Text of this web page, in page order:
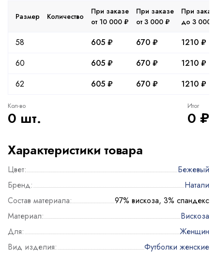
Размер Количество
При заказе
от 10 000 ₽
При заказе
от 3 000 ₽
При
до 3 000 ₽
58 605 ₽ 670 ₽
1210 ₽
60
605 ₽ 670 ₽
1210 ₽
62
605 ₽ 670 ₽ 1210 ₽
Кол-во
0 шт.
Итог
0 ₽
Характеристики товара
Цвет:
Бежевый
Бренд:
Натали
Состав материала:
97% вискоза, 3% спандекс
Материал:
Вискоза
Для:
Женщин
Вид изделия:
Футболки женские